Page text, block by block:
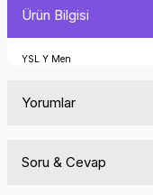
Ürün Bilgisi
YSL Y Men
Yorumlar
Soru & Cevap